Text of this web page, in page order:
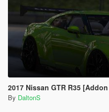
2017 Nissan GTR R35
By DaltonS